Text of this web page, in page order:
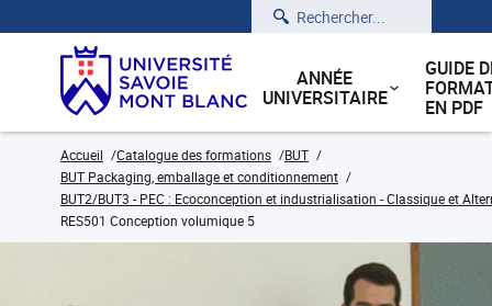
Rechercher
ANNÉE
UNIVERSITAIRE
GUIDE
EN PDF
Accueil Catalogue des formations
BUT
BUT Packaging, emballage et conditionnement
BUT2/BUT3 - PEC : Ecoconception et industrialisation - Classique et
RES501 Conception volumique 5